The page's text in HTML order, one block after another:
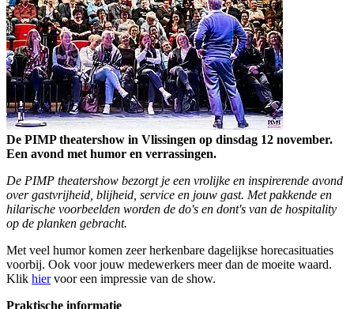
De PIMP theatershow in Vlissingen op dinsdag 12 november.
Een avond met humor en verrassingen.
De PIMP theatershow bezorgt je een vrolijke en inspirerende avond
over gastvrijheid, blijheid, service en jouw gast. Met pakkende en
hilarische voorbeelden worden de do's en dont's van de hospitality
op de planken gebracht.
Met veel humor komen zeer herkenbare dagelijkse horecasituaties
voorbij. Ook voor jouw medewerkers meer dan de moeite waard.
Klik hiervoor een impressie van de show.
Praktische informatie